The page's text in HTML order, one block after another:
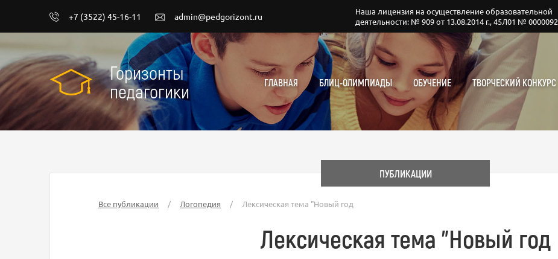
+7 (3522) 45-16-11 admin@pedgorizont.ru
Наша лицензия на осуществление образовательной
деятельности: № 909 от 13.08.2014 г., 45Л01 № 0000092
Горизонты
педагогики
ГЛАВНАЯ БЛИЦ-ОЛИМПИАДЫ ОБУЧЕНИЕ ТВОРЧЕСКИЙ КОНКУРС
ПУБЛИКАЦИИ
Все публикации / Логопедия / Лексическая тема "Новый год
Лексическая тема "Новый год